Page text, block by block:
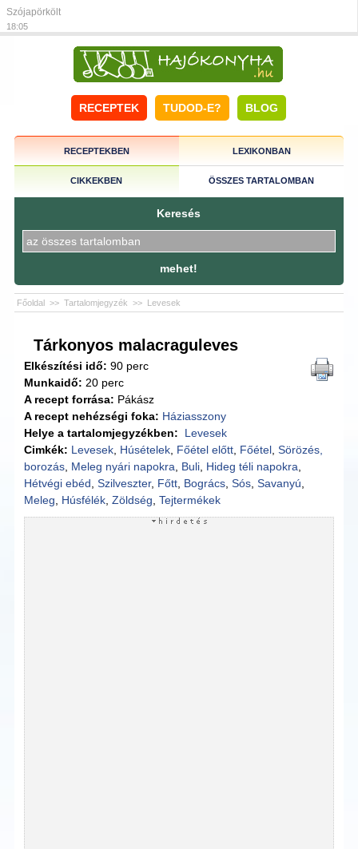
Szójapörkölt
18:05
RECEPTEK TUDOD-E? BLOG
RECEPTEKBEN LEXIKONBAN
CIKKEKBEN ÖSSZES TARTALOMBAN
Keresés
mehet!
Főoldal >> Tartalomjegyzék >> Levesek
Tárkonyos malacraguleves
Elkészítési idő: 90 perc
Munkaidő: 20 perc
A recept forrása: Pákász
A recept nehézségi foka: Háziasszony
Helye a tartalomjegyzékben:
Levesek
Cimkék: Levesek Húsételek Főétel előtt Főétel ,Sörözés,
borozás Meleg nyári napokra Buli Hideg téli napokra
Hétvégi ebéd ,Szilveszter, Főtt Bogrács ,Sós ,Savanyú
Meleg
Húsfélék ,Zöldség ,Tejtermékek